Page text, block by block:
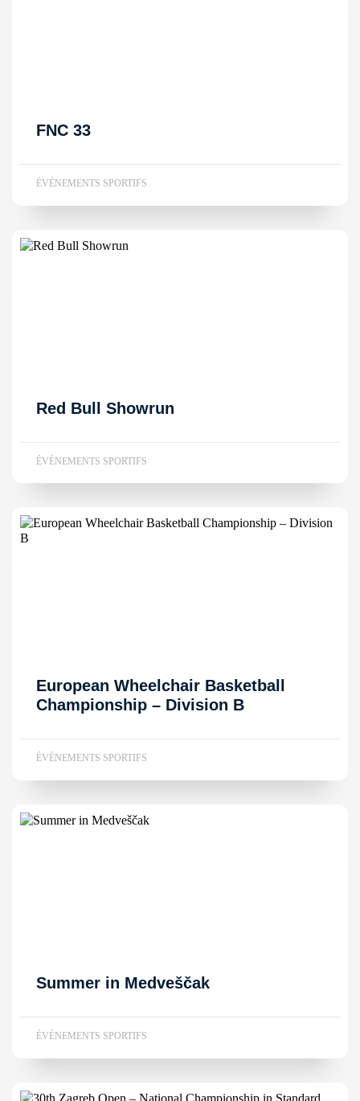
FNC 33
ÉVÉNEMENTS SPORTIFS
Red Bull Showrun
ÉVÉNEMENTS SPORTIFS
European Wheelchair Basketball
Championship – Division B
ÉVÉNEMENTS SPORTIFS
Summer in Medveščak
ÉVÉNEMENTS SPORTIFS